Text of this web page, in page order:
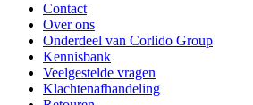
Contact
Over ons
Onderdeel van Corlido Group
Kennisbank
Veelgestelde vragen
Klachtenafhandeling